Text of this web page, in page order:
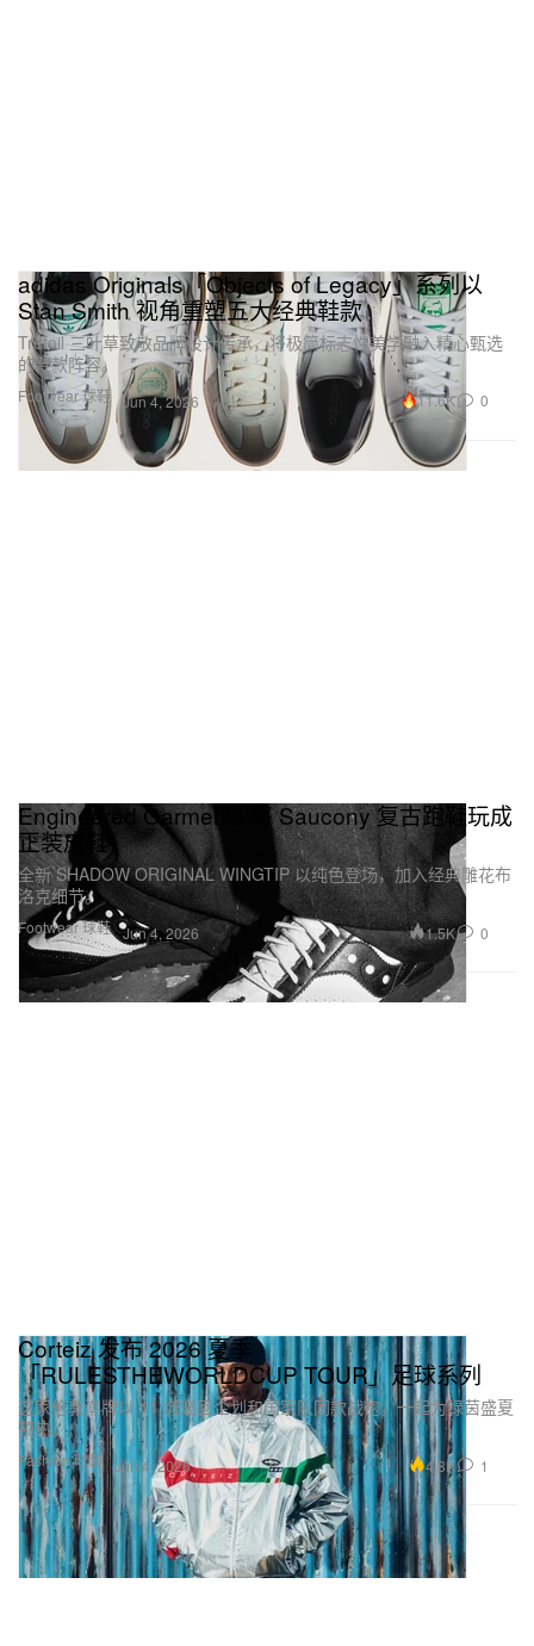
Footwear 球鞋
adidas Originals「Objects of Legacy」系列以
Stan Smith 视角重塑五大经典鞋款
Trefoil 三叶草致敬品牌设计传承，将极简标志性美学融入精心甄选
的鞋款阵容。
Jun 4, 2026 11.6K 0
Footwear 球鞋
Engineered Garments 将 Saucony 复古跑鞋玩成
正装皮鞋
全新 SHADOW ORIGINAL WINGTIP 以纯色登场，加入经典雕花布
洛克细节。
Jun 4, 2026 1.5K 0
Fashion 时装
Corteiz 发布 2026 夏季
「RULESTHEWORLDCUP TOUR」足球系列
这家伦敦潮牌以 11 城巡回企划和国家队同款战袍，一起为绿茵盛夏
预热。
Jun 4, 2026 4.8K 1